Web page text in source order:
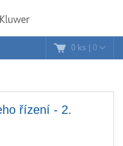
0 ks | 0
řízení - 2.